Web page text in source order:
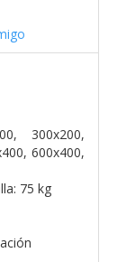
300x200,
600x400,
75 kg